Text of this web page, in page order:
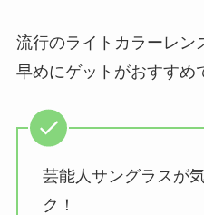
流行のライトカラーレン
早めにゲットがおすすめ
芸能人サングラスが
ク！